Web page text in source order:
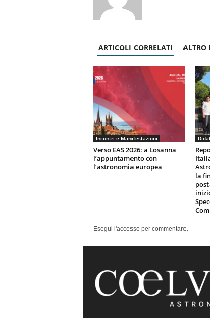
ARTICOLI CORRELATI ALTRO
Incontri e Manifestazioni
Verso EAS 2026: a Losanna
l’appuntamento con
l’astronomia europea
la
Esegui l'accesso per commentare.